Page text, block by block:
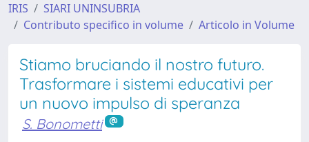
IRIS
SIARI UNINSUBRIA
Contributo specifico in volume
Articolo in Volume
Stiamo bruciando il nostro futuro.
Trasformare i sistemi educativi per
un nuovo impulso di speranza
S. Bonometti